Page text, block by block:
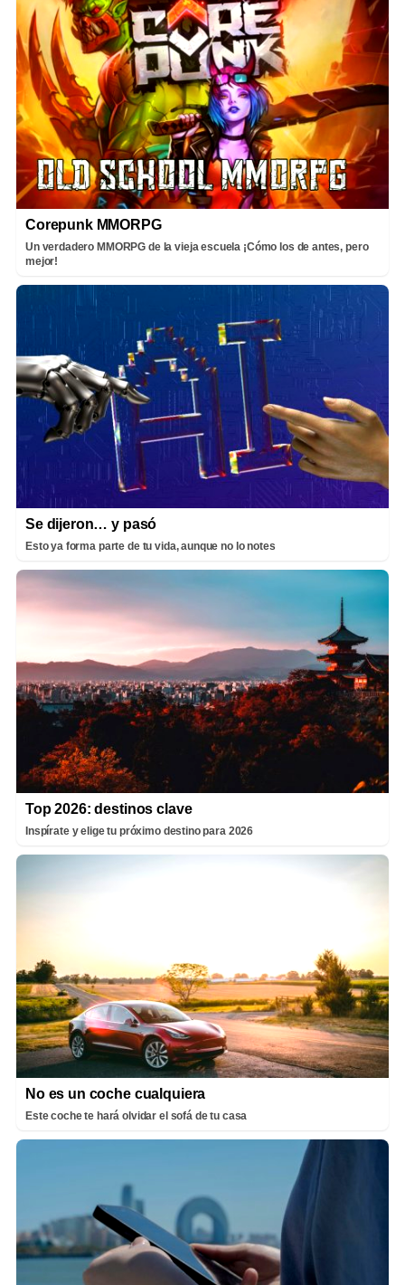
Corepunk MMORPG
Un verdadero MMORPG de la vieja escuela ¡Cómo los de antes, pero
mejor!
Se dijeron… y pasó
Esto ya forma parte de tu vida, aunque no lo notes
Top 2026: destinos clave
Inspírate y elige tu próximo destino para 2026
No es un coche cualquiera
Este coche te hará olvidar el sofá de tu casa